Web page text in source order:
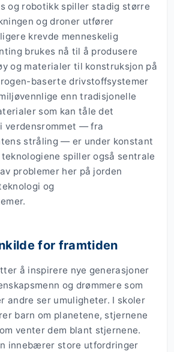
og robotikk spiller stadig større
og droner utfører
krevde menneskelig
brukes nå til å produsere
og materialer til konstruksjon på
baserte drivstoffsystemer
enn tradisjonelle
som kan tåle det
verdensrommet — fra
stråling — er under konstant
spiller også sentrale
problemer her på jorden
og
for framtiden
å inspirere nye generasjoner
og drømmere som
andre ser umuligheter. I skoler
barn om planetene, stjernene
venter dem blant stjernene.
innebærer store utfordringer